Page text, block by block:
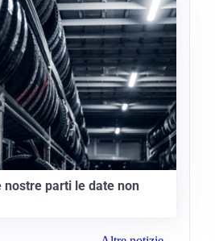
parti le date non